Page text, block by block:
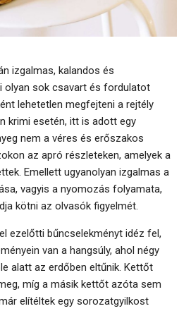
izgalmas, kalandos és
olyan sok csavart és fordulatot
lehetetlen megfejteni a rejtély
krimi esetén, itt is adott egy
nem a véres és erőszakos
az apró részleteken, amelyek a
Emellett ugyanolyan izgalmas a
vagyis a nyomozás folyamata,
kötni az olvasók figyelmét.
ezelőtti bűncselekményt idéz fel,
van a hangsúly, ahol négy
alatt az erdőben eltűnik. Kettőt
míg a másik kettőt azóta sem
elítéltek egy sorozatgyilkost